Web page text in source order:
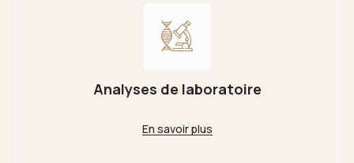
Analyses de laboratoire
En savoir plus